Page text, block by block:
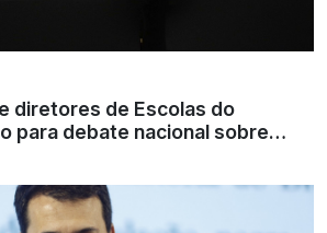
diretores de Escolas do
para debate nacional sobre